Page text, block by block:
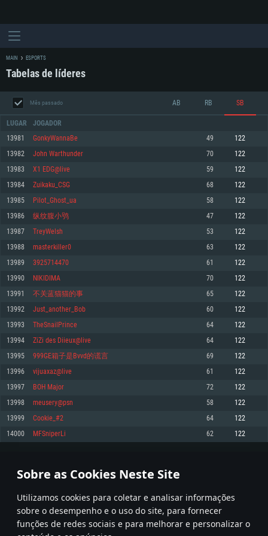
Sobre as Cookies Neste Site
Utilizamos cookies para coletar e analisar informações
sobre o desempenho e o uso do site, para fornecer
funções de redes sociais e para melhorar e personalizar o
REQUERIMENTOS DE SISTEMA
Mínimo
Sistema Operativo: Windows 10 (64 bit)
Processador: Dual-Core 2.2 GHz
Memória: 4GB
Placa Gráfica: Placa com DirectX 11: AMD Radeon 77XX / NVIDIA GeForce
GTX 660. Resolução mínima suportada: 720p
Network: Internet de banda larga.
Disco: 23,1 GB
Recomendado
superior, Radeon RX 570 ou superior
Disco: 75,9 GB
Mínimo
Sistema Operativo: Mac OS Big Sur 11.0 ou versão mais recente
Processador: Core i5 2.2GHz mínimo (Intel Xeon não suportado)
Memória: 6 GB
Placa Gráfica: Intel Iris Pro 5200 (Mac), equivalentes AMD/Nvidia para Mac.
Resolução mínima suportada: 720p com suporte Metal.
Network: Internet de banda larga.
Disco: 21,5 GB
Recomendado
Network: Internet de banda larga.
Mínimo
Sistema Operativo: Distribuições mais modernas do Linux de 64bit
Processador: Dual-Core 2.4 GHz
Memória: 4 GB
Placa Gráfica: NVIDIA 660 com os drivers mais recentes (não mais de 6
meses) / equivalentes AMD com os drivers mais recentes com suporte
Vulkan (não mais de 6 meses); Resolução mínima suportada: 720p.
Network: Internet de banda larga.
Disco: 21,5 GB
Recomendado
Sistema Operativo: Ubuntu 20.04 64bit
Processador: Intel Core i7
Memória: 16 GB
Placa Gráfica: NVIDIA 1060 com os drivers mais recentes (não mais de 6
meses) / equivalentes AMD (Radeon RX 570) com os drivers mais recentes
Network: Internet de banda larga.
MAIN ESPORTS
Tabelas de líderes
Mês passado AB RB SB
LUGAR JOGADOR
13981 GonkyWannaBe 49 122
13982 Jоhn Wаrthunder 70 122
13983 X1 EDG@live 59 122
13984 Zuikaku_CSG 68 122
13985 Pilot_Ghost_ua 58 122
13986 纵纹腹小鸮 47 122
13987 TreyWelsh 53 122
13988 masterkiller0 63 122
13989 3925714470 61 122
13990 NIKIDIMA 70 122
13991 不关蓝猫猫的事 65 122
13992 Just_another_Bob 60 122
13993 TheSnailPrince 64 122
13994 ZiZi des Diieux@live 64 122
13995 999GE箱子是Bvvd的谎言 69 122
13996 vijuaxaz@live 61 122
13997 BOH Major 72 122
13998 meusery@psn 58 122
13999 Cookie_#2 64 122
14000 MFSniperLi 62 122